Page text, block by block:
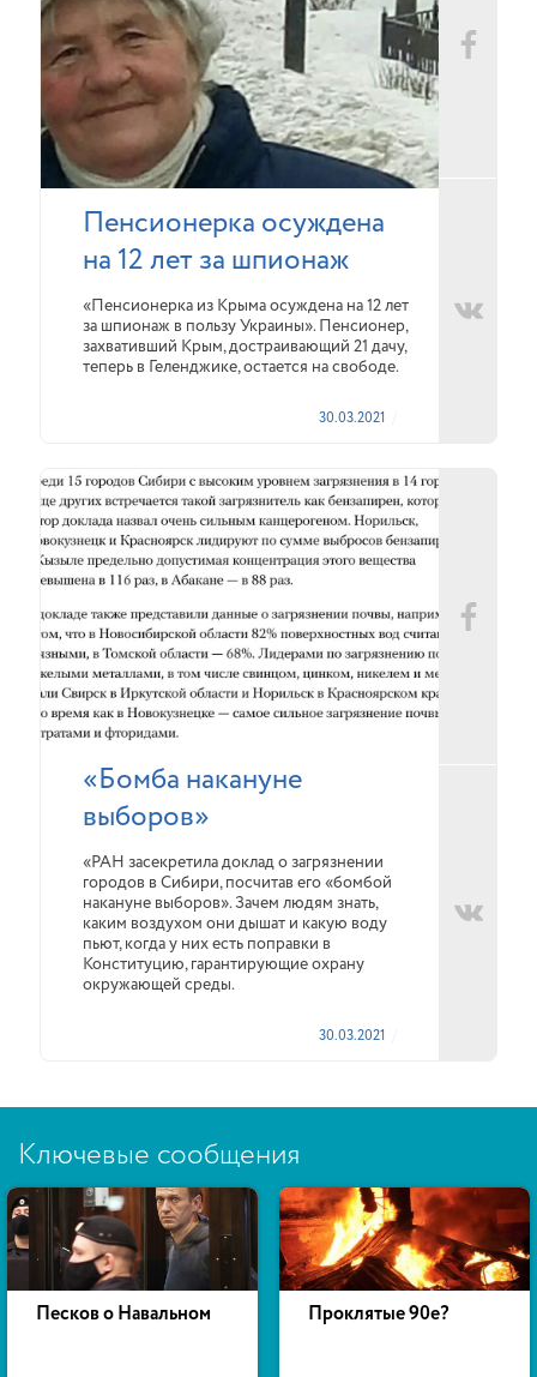
Пенсионерка осуждена
на 12 лет за шпионаж
«Пенсионерка из Крыма осуждена на 12 лет
за шпионаж в пользу Украины». Пенсионер,
захвативший Крым, достраивающий 21 дачу,
теперь в Геленджике, остается на свободе.
30.03.2021
«Бомба накануне
выборов»
«РАН засекретила доклад о загрязнении
городов в Сибири, посчитав его «бомбой
накануне выборов». Зачем людям знать,
каким воздухом они дышат и какую воду
пьют, когда у них есть поправки в
Конституцию, гарантирующие охрану
окружающей среды.
30.03.2021
Ключевые сообщения
Песков о Навальном Проклятые 90е?